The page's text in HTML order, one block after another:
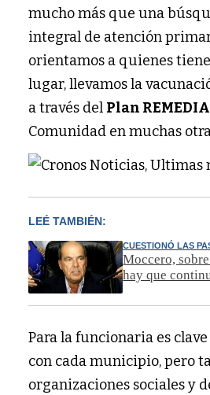
mucho más que una
integral de atención
orientamos a quienes
lugar, llevamos la
a través del Plan
Comunidad en muchas
LEÉ TAMBIÉN:
CUESTIONÓ LAS
Moccero,
hay que
Para la funcionaria es
con cada municipio, pero
organizaciones sociales y